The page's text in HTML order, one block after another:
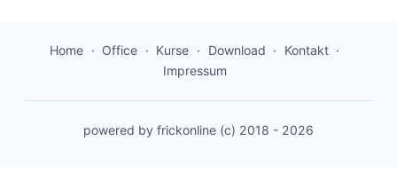
Home Office Kurse Download
Kontakt
Impressum
powered by frickonline (c) 2018 - 2026